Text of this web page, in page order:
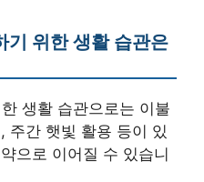
기 위한 생활 습관은
생활 습관으로는 이불
주간 햇빛 활용 등이 있
으로 이어질 수 있습니